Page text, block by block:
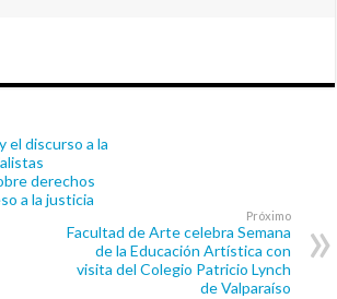
el discurso a la
derechos
a la justicia
Próximo
Facultad de Arte celebra Semana
de la Educación Artística con
visita del Colegio Patricio Lynch
de Valparaíso